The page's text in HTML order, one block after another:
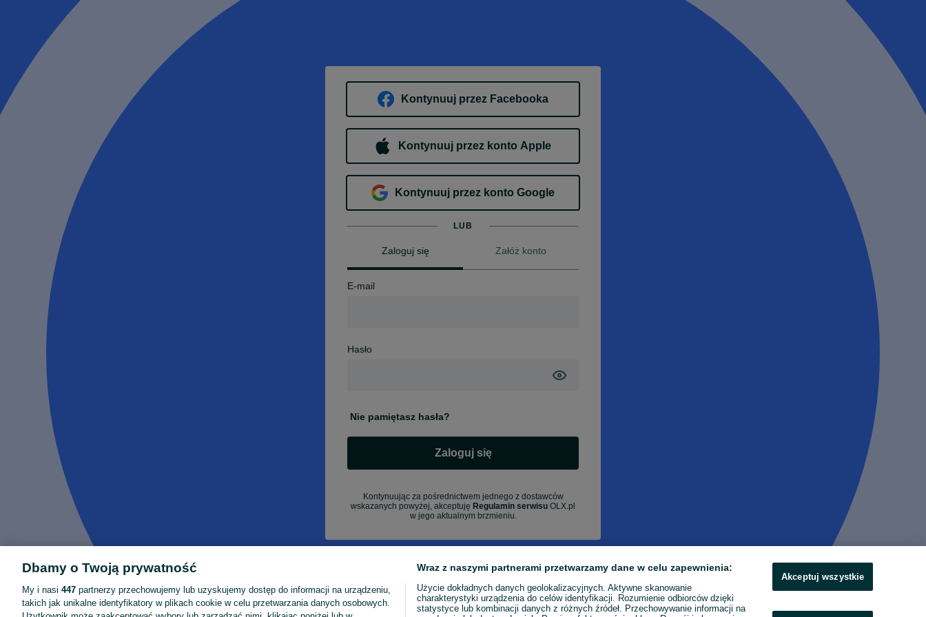
Kontynuuj przez Facebooka
Kontynuuj przez konto Apple
Kontynuuj przez konto Google
LUB
Zaloguj się Załóż konto
E-mail
Hasło
Nie pamiętasz hasła?
Zaloguj się
Kontynuując za pośrednictwem jednego z dostawców
wskazanych powyżej, akceptuję Regulamin serwisu OLX.pl
w jego aktualnym brzmieniu.
Dbamy o Twoją prywatność
My i nasi 447 partnerzy przechowujemy lub uzyskujemy dostęp do informacji na urządzeniu,
takich jak unikalne identyfikatory w plikach cookie w celu przetwarzania danych osobowych.
Wraz z naszymi partnerami przetwarzamy dane w celu zapewnienia:
Użycie dokładnych danych geolokalizacyjnych. Aktywne skanowanie
charakterystyki urządzenia do celów identyfikacji. Rozumienie odbiorców dzięki
statystyce lub kombinacji danych z różnych źródeł. Przechowywanie informacji na
Akceptuj wszystkie